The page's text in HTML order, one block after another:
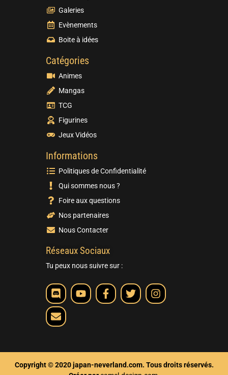
Galeries
Evènements
Boite à idées
Catégories
Animes
Mangas
TCG
Figurines
Jeux Vidéos
Informations
Politiques de Confidentialité
Qui sommes nous ?
Foire aux questions
Nos partenaires
Nous Contacter
Réseaux Sociaux
Tu peux nous suivre sur :
Copyright © 2020 japan-neverland.com. Tous droits réservés.